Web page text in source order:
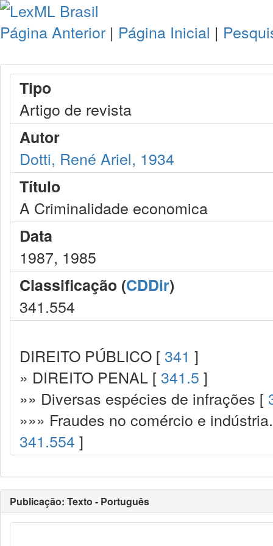
Página Anterior | Página Inicial |
Tipo
Artigo de revista
Autor
Dotti, René Ariel, 1934
Título
A Criminalidade economica
Data
1987, 1985
Classificação (CDDir)
341.554
DIREITO PÚBLICO [ 341 ]
» DIREITO PENAL [ 341.5 ]
»» Diversas espécies de infrações [
»»» Fraudes no comércio e
341.554 ]
Publicação: Texto - Português